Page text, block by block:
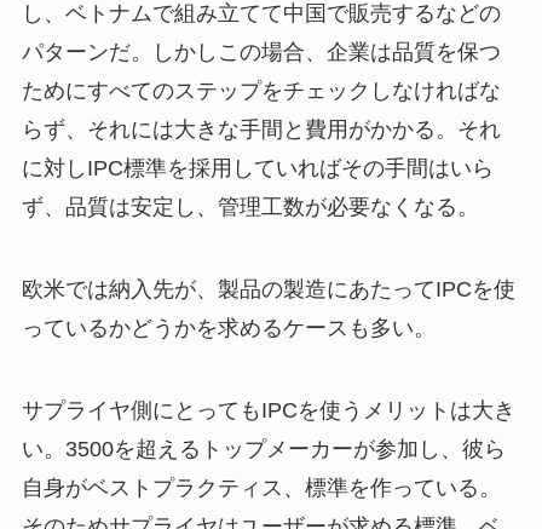
し、ベトナムで組み立てて中国で販売するなどの
パターンだ。しかしこの場合、企業は品質を保つ
ためにすべてのステップをチェックしなければな
らず、それには大きな手間と費用がかかる。それ
に対しIPC標準を採用していればその手間はいら
ず、品質は安定し、管理工数が必要なくなる。
欧米では納入先が、製品の製造にあたってIPCを使
っているかどうかを求めるケースも多い。
サプライヤ側にとってもIPCを使うメリットは大き
い。3500を超えるトップメーカーが参加し、彼ら
自身がベストプラクティス、標準を作っている。